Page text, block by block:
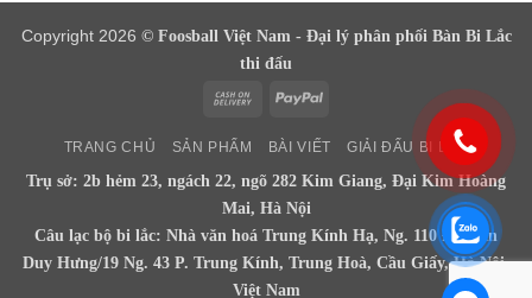
Copyright 2026 © Foosball Việt Nam - Đại lý phân phối Bàn Bi Lắc
thi đấu
Cash
Delivery
PayPal
TRANG CHỦ SẢN PHẨM BÀI VIẾT GIẢI ĐẤU BI LẮC
Trụ sở: 2b hẻm 23, ngách 22, ngõ 282 Kim Giang, Đại Kim Hoàng
Mai, Hà Nội
Câu lạc bộ bi lắc: Nhà văn hoá Trung Kính Hạ, Ng. 110 Đ. Trần
Duy Hưng/19 Ng. 43 P. Trung Kính, Trung Hoà, Cầu Giấy, Hà Nội,
Việt Nam